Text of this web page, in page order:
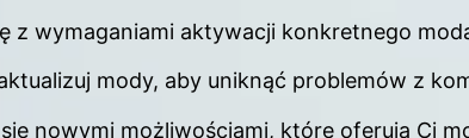
z wymaganiami aktywacji konkretnego
mody, aby uniknąć problemów z
nowymi możliwościami, które oferują Ci